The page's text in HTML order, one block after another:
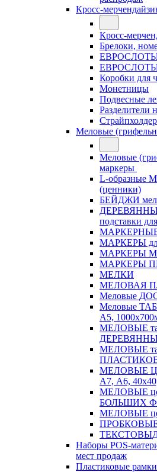
Кросс-
Кросс-
Брелоки,
ЕВРОСЛОТЫ
ЕВРОСЛОТЫ
Коробки для
Монетницы
Подвесные
Разделители
Страйпхолдер
Меловые
Меловые
маркеры
L-образные
(ценники)
БЕЙДЖИ
подставки
МАРКЕРЫ
МАРКЕРЫ
МАРКЕРЫ
МЕЛКИ
МЕЛОВАЯ
Меловые
Меловые
А5,
МЕЛОВЫЕ
МЕЛОВЫЕ
МЕЛОВЫЕ
А7, А6,
МЕЛОВЫЕ
БОЛЬШИХ
МЕЛОВЫЕ
Наборы POS-
мест продаж
Пластиковые